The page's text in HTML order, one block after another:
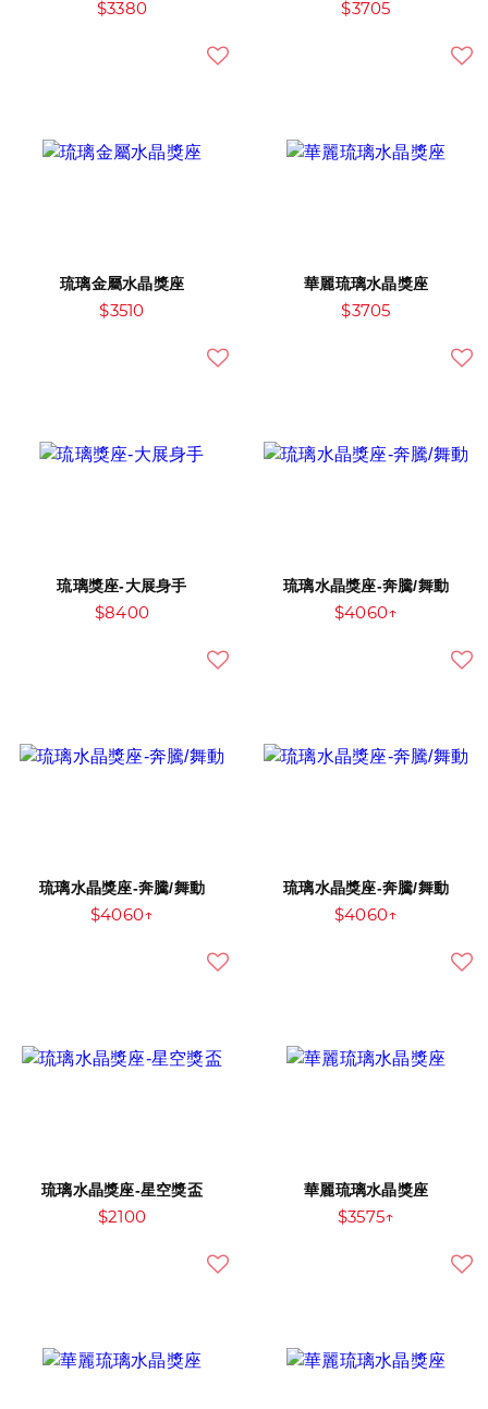
$3380 $3705
琉璃金屬水晶獎座
$3510
華麗琉璃水晶獎座
$3705
琉璃獎座-大展身手
$8400
琉璃水晶獎座-奔騰/舞動
$4060↑
琉璃水晶獎座-奔騰/舞動
$4060↑
琉璃水晶獎座-奔騰/舞動
$4060↑
琉璃水晶獎座-星空獎盃
$2100
華麗琉璃水晶獎座
$3575↑